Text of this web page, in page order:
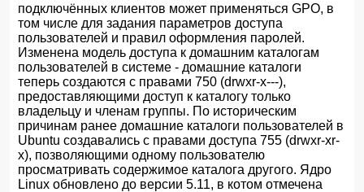
подключённых клиентов может применяться GPO, в
том числе для задания параметров доступа
пользователей и правил оформления паролей.
Изменена модель доступа к домашним каталогам
пользователей в системе - домашние каталоги
теперь создаются с правами 750 (drwxr-x---),
предоставляющими доступ к каталогу только
владельцу и членам группы. По историческим
причинам ранее домашние каталоги пользователей в
Ubuntu создавались с правами доступа 755 (drwxr-xr-
x), позволяющими одному пользователю
просматривать содержимое каталога другого. Ядро
Linux обновлено до версии 5.11, в котом отмечена